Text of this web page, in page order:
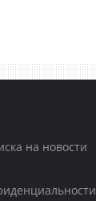
на новости